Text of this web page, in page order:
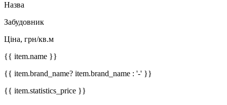
Назва
Забудовник
Ціна, грн/кв.м
{{ item.name }}
{{ item.brand_name? item.brand_name : '-' }}
{{ item.statistics_price }}